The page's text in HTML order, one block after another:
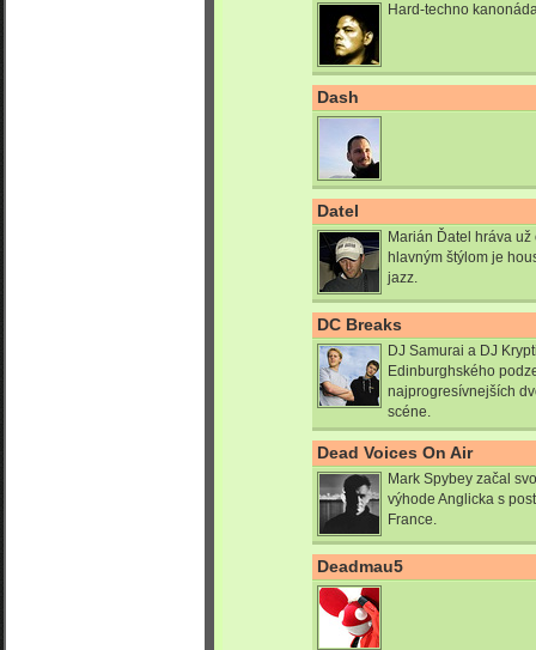
Hard-techno
Dash
Datel
Marián Ďatel hráva
hlavným štýlom je
jazz.
DC Breaks
DJ Samurai a DJ
Edinburghského
najprogresívnejších
scéne.
Dead Voices On Air
Mark Spybey začal
výhode Anglicka s
France.
Deadmau5